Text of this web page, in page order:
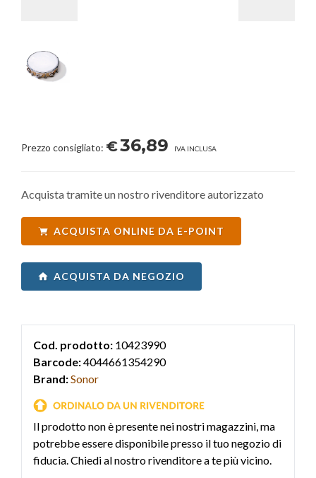
Prezzo consigliato: €36,89 IVA INCLUSA
Acquista tramite un nostro rivenditore autorizzato
ACQUISTA ONLINE DA E-POINT
ACQUISTA DA NEGOZIO
Cod. prodotto: 10423990
Barcode:4044661354290
Brand:Sonor
Il prodotto non è presente nei nostri magazzini, ma
potrebbe essere disponibile presso il tuo negozio di
fiducia. Chiedi al nostro rivenditore a te più vicino.